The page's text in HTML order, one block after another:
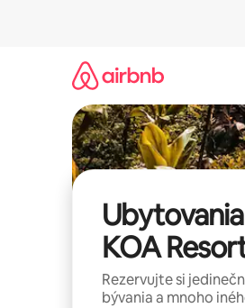
KOA
Rezervujte si
bývania a mnoho